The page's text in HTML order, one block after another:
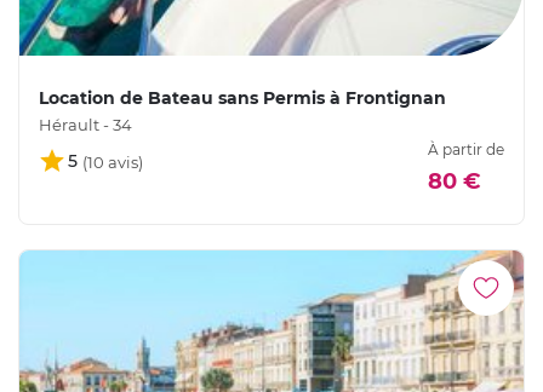
Location de Bateau sans Permis à Frontignan
Hérault - 34
5
À partir de
80 €